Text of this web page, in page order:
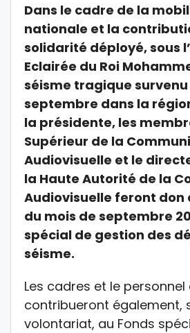
Dans le cadre de la
nationale et la
solidarité déployé, sous
Eclairée du Roi
séisme tragique
septembre dans la
la présidente, les
Supérieur de la
Audiovisuelle et le
la Haute Autorité de la
Audiovisuelle feront don
du mois de septembre
spécial de gestion des
séisme.
Les cadres et le personnel
contribueront également,
volontariat, au Fonds